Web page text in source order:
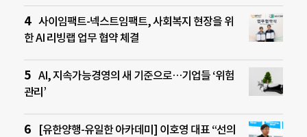
사이임팩트-넥스트임팩트, 사회복지 현장을 위
한 AI 리빙랩 업무 협약 체결
AI, 지속가능경영의 새 기준으로…기업들 ‘위험
관리’
[유한양행-유일한 아카데미] 이호영 대표 “선의